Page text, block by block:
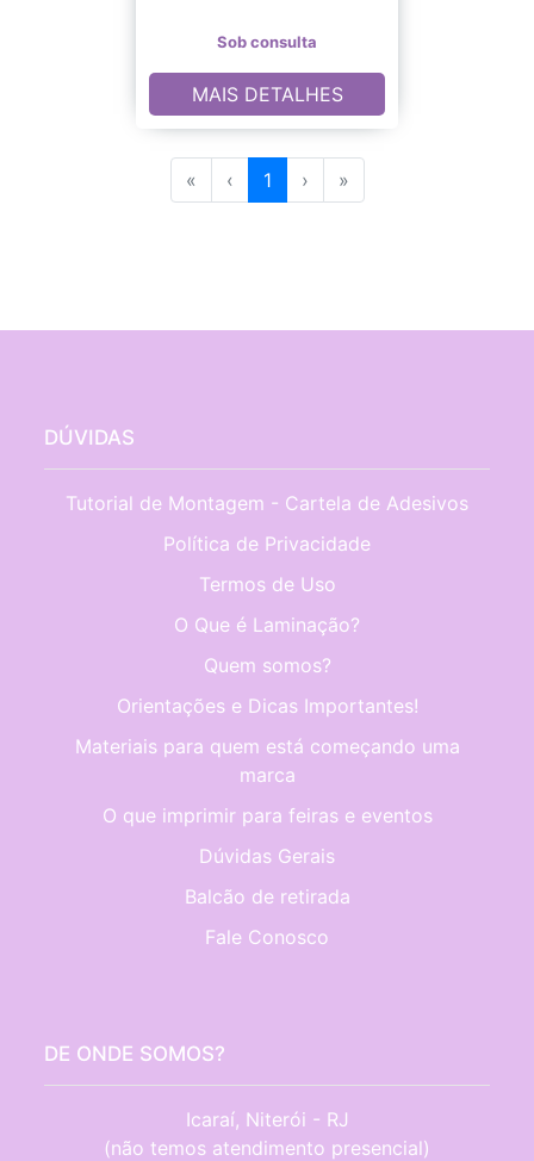
Sob consulta
MAIS DETALHES
« ‹ 1 › »
DÚVIDAS
Tutorial de Montagem - Cartela de Adesivos
Política de Privacidade
Termos de Uso
O Que é Laminação?
Quem somos?
Orientações e Dicas Importantes!
Materiais para quem está começando uma
marca
O que imprimir para feiras e eventos
Dúvidas Gerais
Balcão de retirada
Fale Conosco
DE ONDE SOMOS?
Icaraí, Niterói - RJ
(não temos atendimento presencial)